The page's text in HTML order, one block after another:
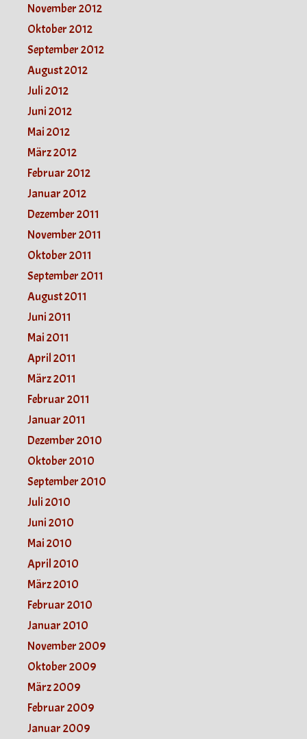
November 2012
Oktober 2012
September 2012
August 2012
Juli 2012
Juni 2012
Mai 2012
März 2012
Februar 2012
Januar 2012
Dezember 2011
November 2011
Oktober 2011
September 2011
August 2011
Juni 2011
Mai 2011
April 2011
März 2011
Februar 2011
Januar 2011
Dezember 2010
Oktober 2010
September 2010
Juli 2010
Juni 2010
Mai 2010
April 2010
März 2010
Februar 2010
Januar 2010
November 2009
Oktober 2009
März 2009
Februar 2009
Januar 2009